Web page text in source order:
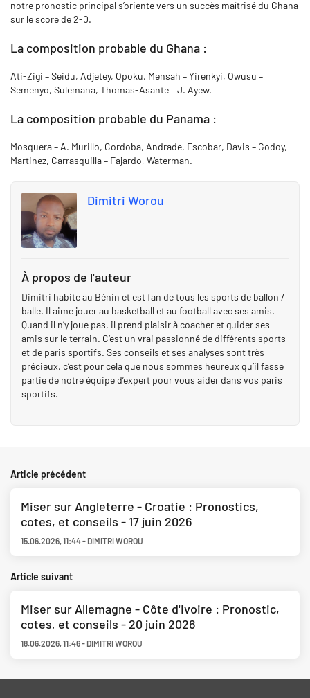
notre pronostic principal s’oriente vers un succès maîtrisé du Ghana
sur le score de 2-0.
La composition probable du Ghana :
Ati-Zigi – Seidu, Adjetey, Opoku, Mensah – Yirenkyi, Owusu –
Semenyo, Sulemana, Thomas-Asante – J. Ayew.
La composition probable du Panama :
Mosquera – A. Murillo, Cordoba, Andrade, Escobar, Davis – Godoy,
Martinez, Carrasquilla – Fajardo, Waterman.
Dimitri Worou
À propos de l'auteur
Dimitri habite au Bénin et est fan de tous les sports de ballon /
balle. Il aime jouer au basketball et au football avec ses amis.
Quand il n’y joue pas, il prend plaisir à coacher et guider ses
amis sur le terrain. C’est un vrai passionné de différents sports
et de paris sportifs. Ses conseils et ses analyses sont très
précieux, c’est pour cela que nous sommes heureux qu’il fasse
partie de notre équipe d’expert pour vous aider dans vos paris
sportifs.
Article précédent
Miser sur Angleterre - Croatie : Pronostics,
cotes, et conseils - 17 juin 2026
15.06.2026,11:44- DIMITRI WOROU
Article suivant
Miser sur Allemagne - Côte d'Ivoire : Pronostic,
cotes, et conseils - 20 juin 2026
18.06.2026,11:46- DIMITRI WOROU